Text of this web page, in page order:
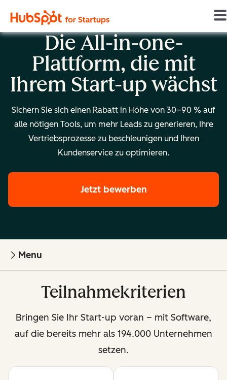
Die All-in-one-
Plattform, die mit
Ihrem Start-up wächst
Sichern Sie sich einen Rabatt in Höhe von 30–90 % auf
alle nötigen Tools, um mehr Leads zu generieren, Ihre
Vertriebsprozesse zu beschleunigen und Ihren
Kundenservice zu optimieren.
Jetzt bewerben
Menu
Teilnahmekriterien
Bringen Sie Ihr Start-up voran – mit Software,
auf die bereits mehr als 194.000 Unternehmen
setzen.